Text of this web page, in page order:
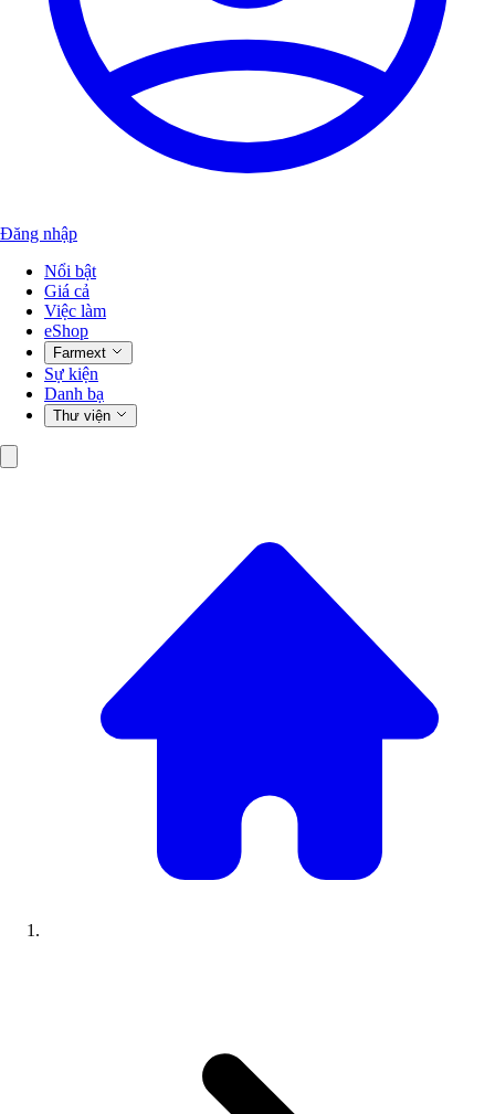
Đăng nhập
Nổi bật
Giá cả
Việc làm
eShop
Farmext
Sự kiện
Danh bạ
Thư viện